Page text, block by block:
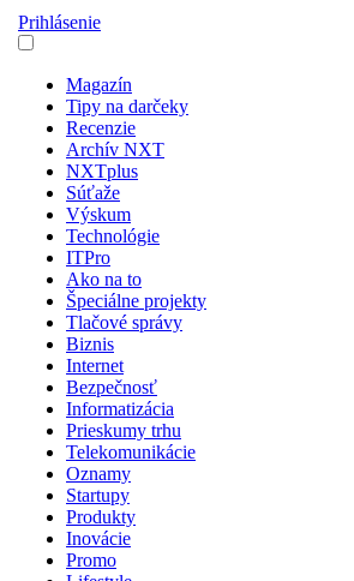
Prihlásenie
Magazín
Tipy na darčeky
Recenzie
Archív NXT
NXTplus
Súťaže
Výskum
Technológie
ITPro
Ako na to
Špeciálne projekty
Tlačové správy
Biznis
Internet
Bezpečnosť
Informatizácia
Prieskumy trhu
Telekomunikácie
Oznamy
Startupy
Produkty
Inovácie
Promo